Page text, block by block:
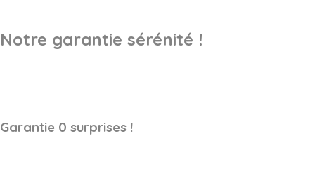
Notre garantie sérénité !
Garantie 0 surprises !